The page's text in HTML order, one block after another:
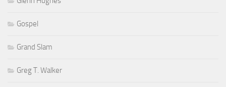
Gospel
Grand Slam
Greg T. Walker